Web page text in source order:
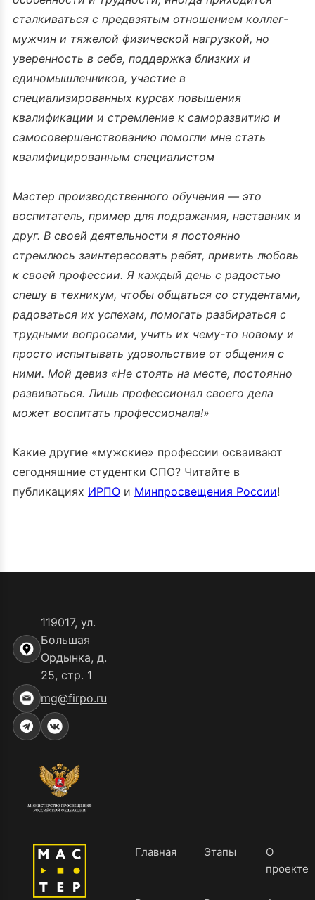
сталкиваться с предвзятым отношением коллег-
мужчин и тяжелой физической нагрузкой, но
уверенность в себе, поддержка близких и
единомышленников, участие в
специализированных курсах повышения
квалификации и стремление к саморазвитию и
самосовершенствованию помогли мне стать
квалифицированным специалистом
Мастер производственного обучения — это
воспитатель, пример для подражания, наставник и
друг. В своей деятельности я постоянно
стремлюсь заинтересовать ребят, привить любовь
к своей профессии. Я каждый день с радостью
спешу в техникум, чтобы общаться со студентами,
радоваться их успехам, помогать разбираться с
трудными вопросами, учить их чему-то новому и
просто испытывать удовольствие от общения с
ними. Мой девиз «Не стоять на месте, постоянно
развиваться. Лишь профессионал своего дела
может воспитать профессионала!»
Какие другие «мужские» профессии осваивают
сегодняшние студентки СПО? Читайте в
публикациях ИРПОи Минпросвещения России!
119017, ул.
Большая
Ордынка, д.
25, стр. 1
mg@firpo.ru
Главная Этапы
О
проекте